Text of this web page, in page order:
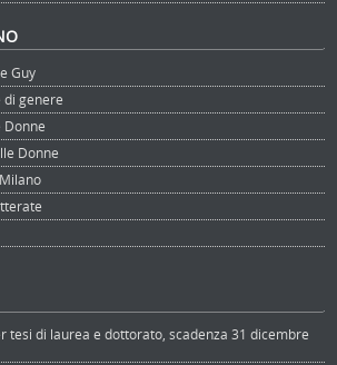
Guy
di genere
Donne
Donne
tesi di laurea e dottorato, scadenza 31 dicembre